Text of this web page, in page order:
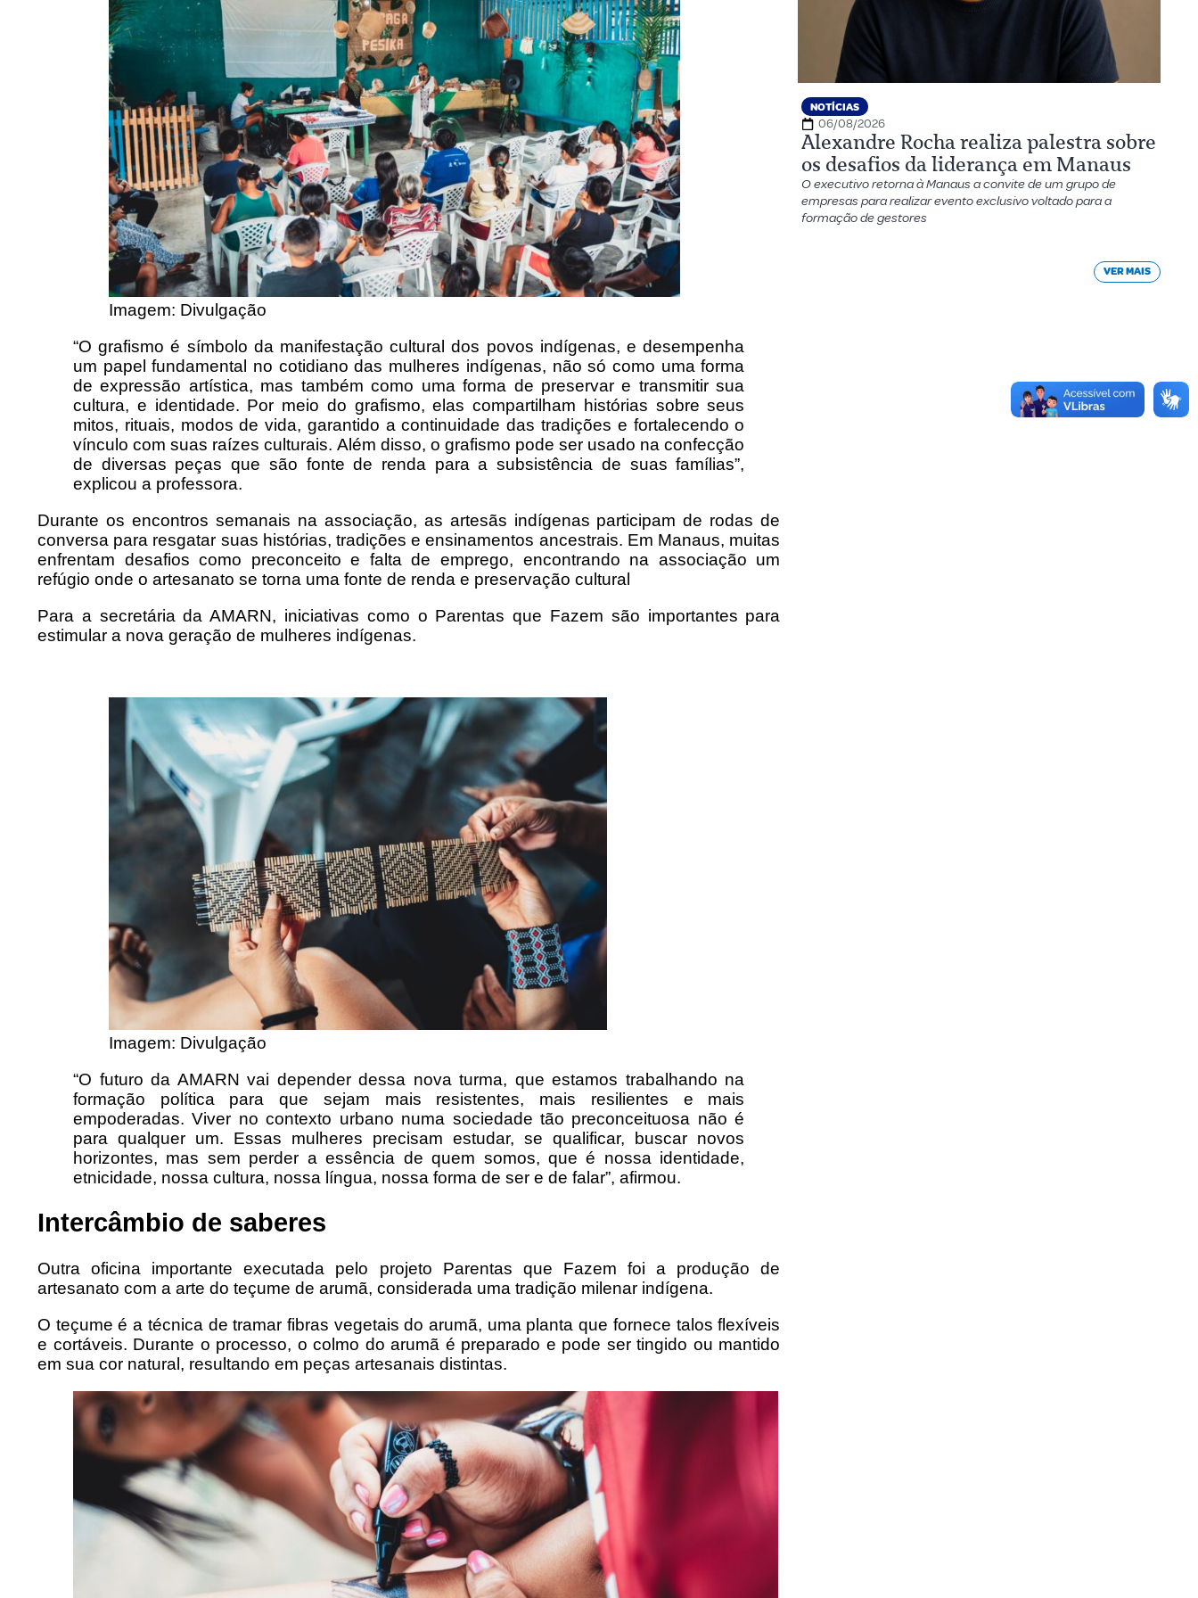
Imagem: Divulgação
“O grafismo é símbolo da manifestação cultural dos povos indígenas, e desempenha
um papel fundamental no cotidiano das mulheres indígenas, não só como uma forma
de expressão artística, mas também como uma forma de preservar e transmitir sua
cultura, e identidade. Por meio do grafismo, elas compartilham histórias sobre seus
mitos, rituais, modos de vida, garantido a continuidade das tradições e fortalecendo o
vínculo com suas raízes culturais. Além disso, o grafismo pode ser usado na confecção
de diversas peças que são fonte de renda para a subsistência de suas famílias”,
explicou a professora.
Durante os encontros semanais na associação, as artesãs indígenas participam de rodas de
conversa para resgatar suas histórias, tradições e ensinamentos ancestrais. Em Manaus, muitas
enfrentam desafios como preconceito e falta de emprego, encontrando na associação um
refúgio onde o artesanato se torna uma fonte de renda e preservação cultural
Para a secretária da AMARN, iniciativas como o Parentas que Fazem são importantes para
estimular a nova geração de mulheres indígenas.
Imagem: Divulgação
“O futuro da AMARN vai depender dessa nova turma, que estamos trabalhando na
formação política para que sejam mais resistentes, mais resilientes e mais
empoderadas. Viver no contexto urbano numa sociedade tão preconceituosa não é
para qualquer um. Essas mulheres precisam estudar, se qualificar, buscar novos
horizontes, mas sem perder a essência de quem somos, que é nossa identidade,
etnicidade, nossa cultura, nossa língua, nossa forma de ser e de falar”, afirmou.
Intercâmbio de saberes
Outra oficina importante executada pelo projeto Parentas que Fazem foi a produção de
artesanato com a arte do teçume de arumã, considerada uma tradição milenar indígena.
O teçume é a técnica de tramar fibras vegetais do arumã, uma planta que fornece talos flexíveis
e cortáveis. Durante o processo, o colmo do arumã é preparado e pode ser tingido ou mantido
em sua cor natural, resultando em peças artesanais distintas.
NOTÍCIAS
06/08/2026
Alexandre Rocha realiza palestra sobre
os desafios da liderança em Manaus
O executivo retorna à Manaus a convite de um grupo de
empresas para realizar evento exclusivo voltado para a
formação de gestores
VER MAIS